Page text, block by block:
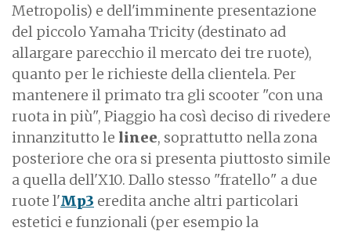
Metropolis) e dell'imminente presentazione
del piccolo Yamaha Tricity (destinato ad
allargare parecchio il mercato dei tre ruote),
quanto per le richieste della clientela. Per
mantenere il primato tra gli scooter "con una
ruota in più", Piaggio ha così deciso di rivedere
innanzitutto le linee, soprattutto nella zona
posteriore che ora si presenta piuttosto simile
a quella dell'X10. Dallo stesso "fratello" a due
ruote l'Mp3 eredita anche altri particolari
estetici e funzionali (per esempio la